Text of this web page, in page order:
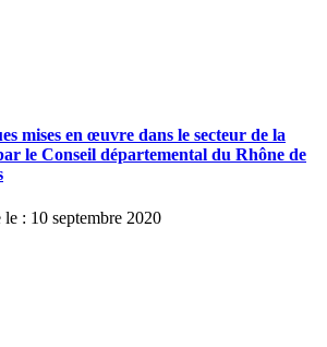
mises en œuvre dans le secteur de la
le Conseil départemental du Rhône de
: 10 septembre 2020